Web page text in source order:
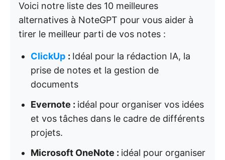
Voici notre liste des 10 meilleures
alternatives à NoteGPT pour vous aider à
tirer le meilleur parti de vos notes :
ClickUp : Idéal pour la rédaction IA, la
prise de notes et la gestion de
documents
Evernote : idéal pour organiser vos idées
et vos tâches dans le cadre de différents
projets.
Microsoft OneNote : idéal pour organiser